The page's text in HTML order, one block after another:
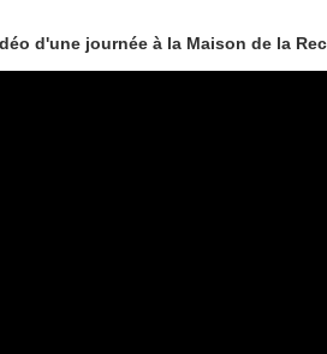
d'une journée à la Maison de la